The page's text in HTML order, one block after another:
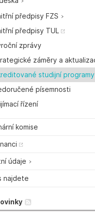
předpisy FZS
předpisy TUL
zprávy
záměry a
studijní programy
písemnosti
řízení
komise
údaje
najdete